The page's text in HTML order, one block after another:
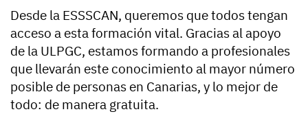
Desde la ESSSCAN, queremos que todos tengan
acceso a esta formación vital. Gracias al apoyo
de la ULPGC, estamos formando a profesionales
que llevarán este conocimiento al mayor número
posible de personas en Canarias, y lo mejor de
todo: de manera gratuita.